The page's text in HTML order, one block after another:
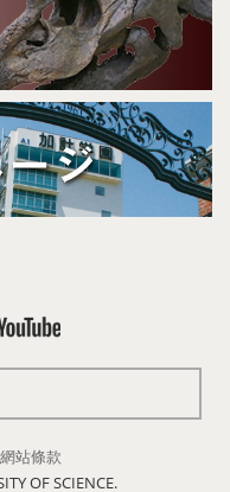
網站條款
OF SCIENCE.